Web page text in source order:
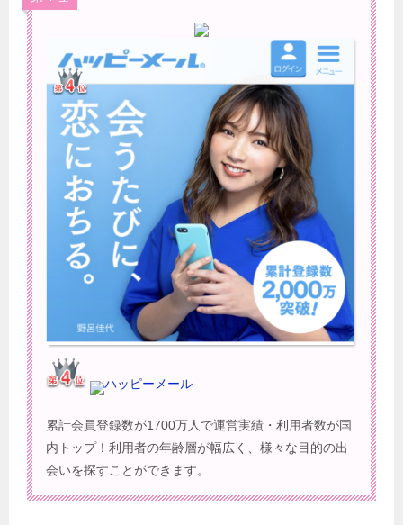
ハッピーメール
累計会員登録数が1700万人で運営実績・利用者数が国
内トップ！利用者の年齢層が幅広く、様々な目的の出
会いを探すことができます。